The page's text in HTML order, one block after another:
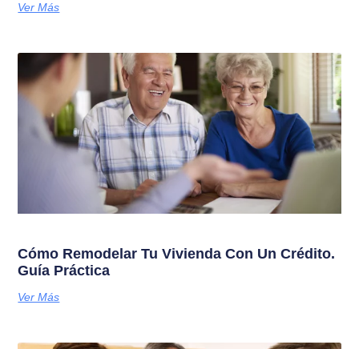
Ver Más
Cómo Remodelar Tu Vivienda Con Un Crédito.
Guía Práctica
Ver Más